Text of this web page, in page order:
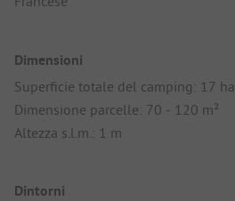
Dimensioni
Superficie totale del camping: 17 ha
Dimensione parcelle: 70 - 120 m²
Altezza s.l.m.: 1 m
Dintorni